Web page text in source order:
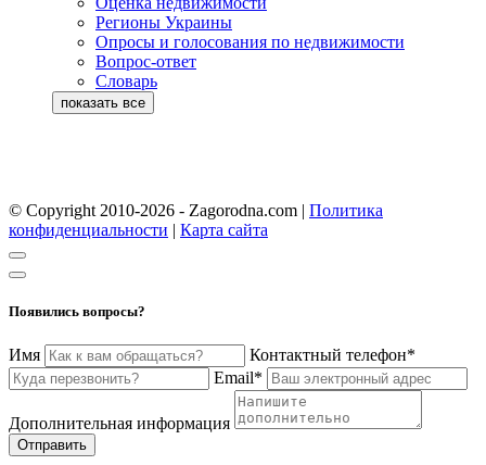
Регионы Украины
Опросы и голосования по недвижимости
Вопрос-ответ
Словарь
© Copyright 2010-2026 - Zagorodna.com | Политика
конфиденциальности | Карта сайта
Появились вопросы?
Имя
Контактный телефон*
Email*
Дополнительная информация
Отправить